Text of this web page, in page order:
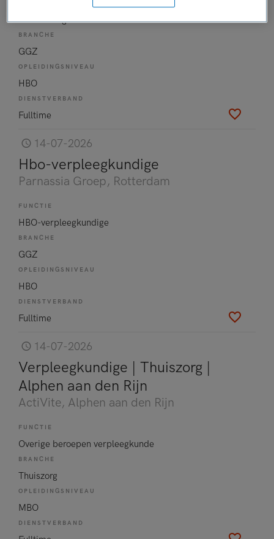
Casemanager
BRANCHE
GGZ
OPLEIDINGSNIVEAU
HBO
DIENSTVERBAND
Fulltime
14-07-2026
Hbo-verpleegkundige
Parnassia Groep, Rotterdam
FUNCTIE
HBO-verpleegkundige
BRANCHE
GGZ
OPLEIDINGSNIVEAU
HBO
DIENSTVERBAND
Fulltime
14-07-2026
Verpleegkundige | Thuiszorg |
Alphen aan den Rijn
ActiVite, Alphen aan den Rijn
FUNCTIE
Overige beroepen verpleegkunde
BRANCHE
Thuiszorg
OPLEIDINGSNIVEAU
MBO
DIENSTVERBAND